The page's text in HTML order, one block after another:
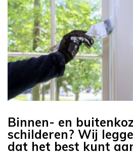
Binnen- en
schilderen? Wij
dat het best kunt